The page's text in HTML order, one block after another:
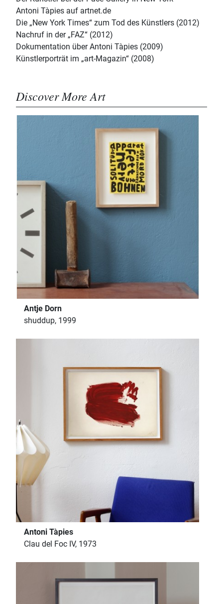
Antoni Tàpies auf artnet.de
Die „New York Times“ zum Tod des Künstlers (2012)
Nachruf in der „FAZ“ (2012)
Dokumentation über Antoni Tàpies (2009)
Künstlerporträt im „art-Magazin“ (2008)
Discover More Art
Antje Dorn
shuddup, 1999
Antoni Tàpies
Clau del Foc IV, 1973